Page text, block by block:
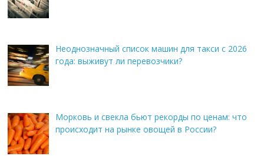
Неоднозначный список машин для такси с 2026
года: выживут ли перевозчики?
Морковь и свекла бьют рекорды по ценам: что
происходит на рынке овощей в России?